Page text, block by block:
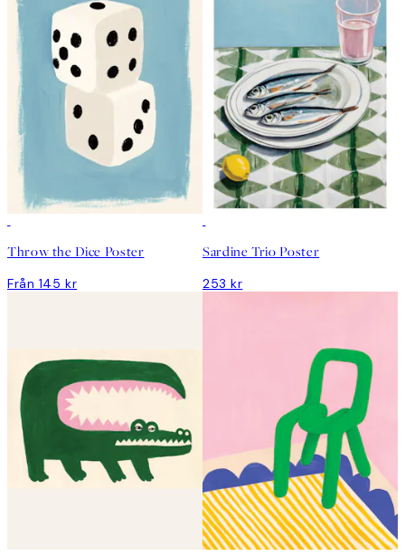
Throw the Dice Poster
Från 145 kr
Sardine Trio Poster
253 kr